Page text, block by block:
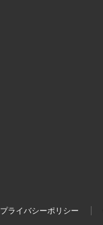
プライバシーポリシー